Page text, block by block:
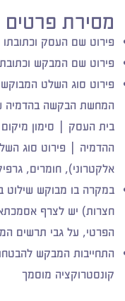
​מסירת
​פירוט שם העסק וכתובתו
פירוט שם המבקש
פירוט סוג השלט
המחשת הבקשה בהדמיה
בית העסק | סימון מיקום
ההדמיה | פירוט סוג
אלקטרוני), חומרים,
במקרה בו מבוקש שילוט
חצרות) יש לצרף
הפרטי, על גבי תרשים
התחייבות המבקש
קונסטרוקציה מוסמך